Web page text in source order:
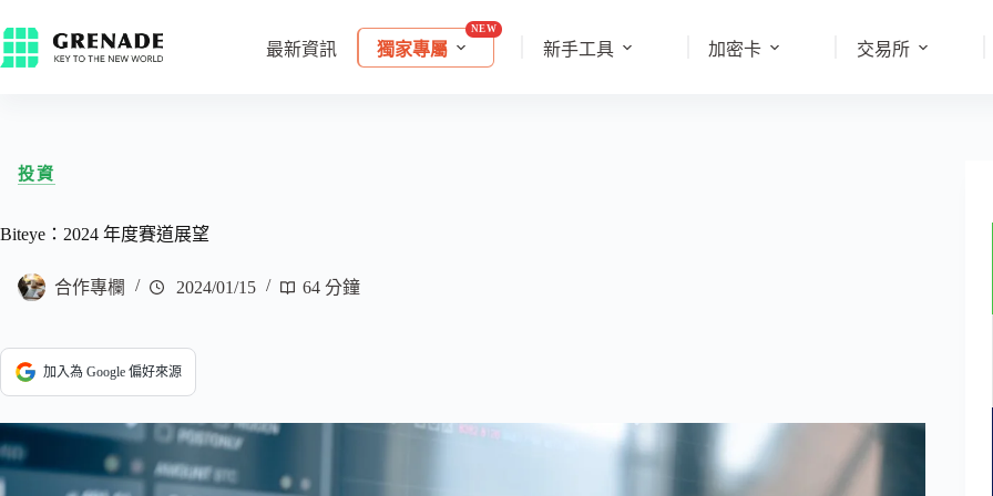
最新資訊 獨家專屬 新手工具 加密卡 交易所
投資
Biteye：2024 年度賽道展望
合作專欄 2024/01/15 64 分鐘
加入為 Google 偏好來源